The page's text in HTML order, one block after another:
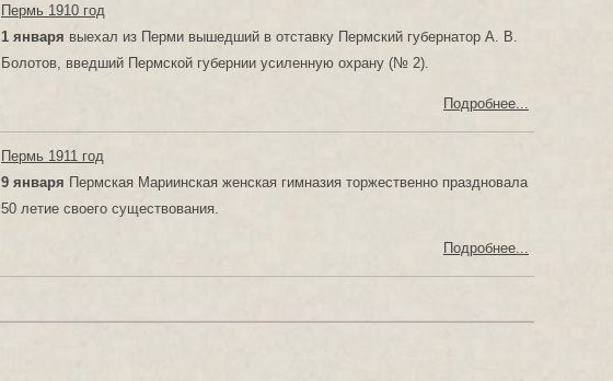
Пермь 1910 год
1 января выехал из Перми вышедший в отставку Пермский губернатор А. В.
Болотов, введший Пермской губернии усиленную охрану (№ 2).
Подробнее...
Пермь 1911 год
9 января Пермская Мариинская женская гимназия торжественно праздновала
50 летиe своего существования.
Подробнее...